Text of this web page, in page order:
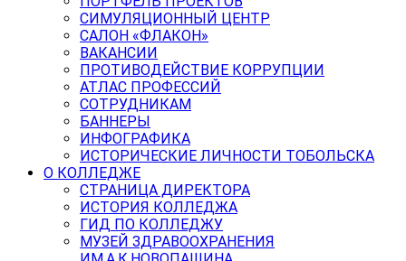
СИМУЛЯЦИОННЫЙ ЦЕНТР
САЛОН «ФЛАКОН»
ВАКАНСИИ
ПРОТИВОДЕЙСТВИЕ КОРРУПЦИИ
АТЛАС ПРОФЕССИЙ
СОТРУДНИКАМ
БАННЕРЫ
ИНФОГРАФИКА
ИСТОРИЧЕСКИЕ ЛИЧНОСТИ ТОБОЛЬСКА
О КОЛЛЕДЖЕ
СТРАНИЦА ДИРЕКТОРА
ИСТОРИЯ КОЛЛЕДЖА
ГИД ПО КОЛЛЕДЖУ
МУЗЕЙ ЗДРАВООХРАНЕНИЯ